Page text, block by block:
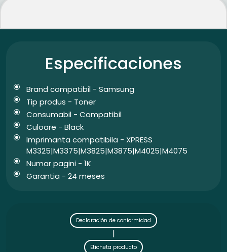
Especificaciones
Brand compatibil - Samsung
Tip produs - Toner
Consumabil - Compatibil
Culoare - Black
Imprimanta compatibila - XPRESS
M3325|M3375|M3825|M3875|M4025|M4075
Numar pagini - 1K
Garantia - 24 meses
Declaración de conformidad
|
Eticheta producto